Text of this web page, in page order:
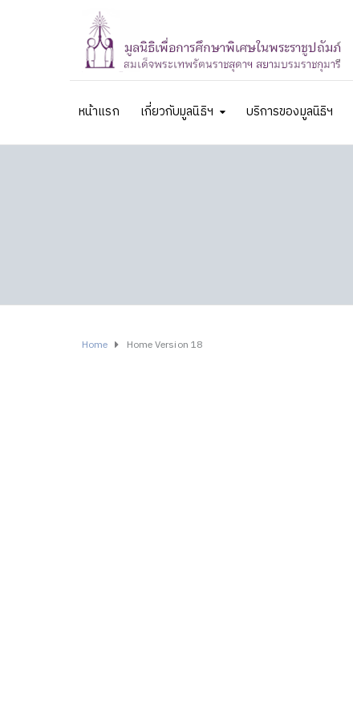
หน้าแรก เกี่ยวกับมูลนิธิฯ บริการของมูลนิธิฯ
Home Home Version 18